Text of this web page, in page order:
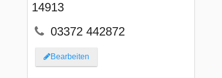
14913
03372 442872
Bearbeiten